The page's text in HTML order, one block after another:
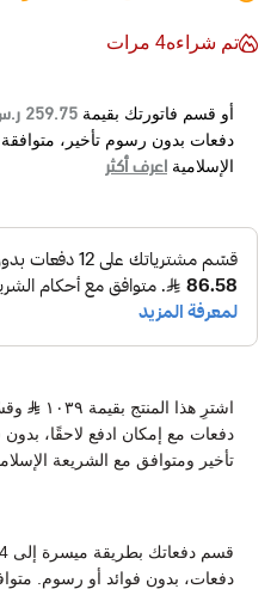
تم شراءه4 مرات
أو قسم فاتورتك بقيمة 259.75 ر.س
دفعات بدون رسوم تأخير،
الإسلامية اعرف أكثر
اشترِ هذا المنتج بقيمة ١٠٣٩
دفعات مع إمكان ادفع لاحقًا،
تأخير ومتوافق مع الشريعة
دفعات، بدون فوائد أو رسوم.